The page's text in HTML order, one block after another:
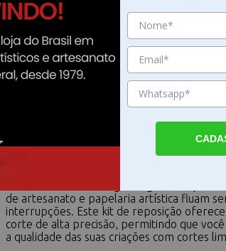
- FES054
Refil Lâminas Para Contador
unidades Art e Montagem -
Refil Lâminas Para Contador Circular 3
de artesanato e papelaria artística fluam
interrupções. Este kit de reposição oferece
corte de alta precisão, permitindo que
a qualidade das suas criações com cortes